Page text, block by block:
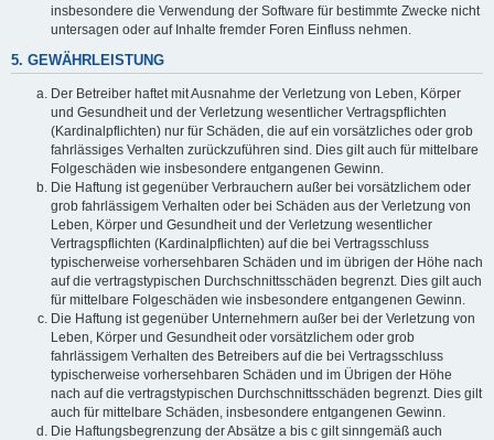
insbesondere die Verwendung der Software für bestimmte Zwecke nicht
untersagen oder auf Inhalte fremder Foren Einfluss nehmen.
5. GEWÄHRLEISTUNG
Der Betreiber haftet mit Ausnahme der Verletzung von Leben, Körper
und Gesundheit und der Verletzung wesentlicher Vertragspflichten
(Kardinalpflichten) nur für Schäden, die auf ein vorsätzliches oder grob
fahrlässiges Verhalten zurückzuführen sind. Dies gilt auch für mittelbare
Folgeschäden wie insbesondere entgangenen Gewinn.
Die Haftung ist gegenüber Verbrauchern außer bei vorsätzlichem oder
grob fahrlässigem Verhalten oder bei Schäden aus der Verletzung von
Leben, Körper und Gesundheit und der Verletzung wesentlicher
Vertragspflichten (Kardinalpflichten) auf die bei Vertragsschluss
typischerweise vorhersehbaren Schäden und im übrigen der Höhe nach
auf die vertragstypischen Durchschnittsschäden begrenzt. Dies gilt auch
für mittelbare Folgeschäden wie insbesondere entgangenen Gewinn.
Die Haftung ist gegenüber Unternehmern außer bei der Verletzung von
Leben, Körper und Gesundheit oder vorsätzlichem oder grob
fahrlässigem Verhalten des Betreibers auf die bei Vertragsschluss
typischerweise vorhersehbaren Schäden und im Übrigen der Höhe
nach auf die vertragstypischen Durchschnittsschäden begrenzt. Dies gilt
auch für mittelbare Schäden, insbesondere entgangenen Gewinn.
Die Haftungsbegrenzung der Absätze a bis c gilt sinngemäß auch